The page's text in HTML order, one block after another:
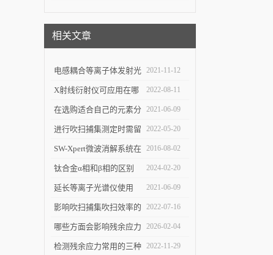
相关文章
电感耦合等离子体发射光
谱仪对使用环境有严格的
要求
2021-11-12
X射线衍射仪可应用在哪
些领域？
2022-08-11
在选购适合自己的元素分
析仪时应该注意哪些方面
2021-06-09
进行吹扫捕集测定时需留
意这些，以防测量误差过
大
2022-05-20
SW-Xpert微波消解系统在
多领域有着广泛的应用及
突出的表现
2016-08-02
钛合金α相和β相的区别 2024-02-20
延长等离子光谱仪使用
“寿命”有几点工作
2021-06-09
影响吹扫捕集吹扫效率的
因素有哪些？
2022-07-16
哪些方面会影响残余应力
分析仪的结果
2026-02-04
检测残余应力常用的三种 2022-11-29